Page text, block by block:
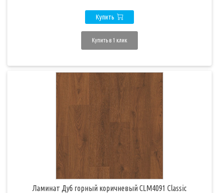
Купить
Купить в 1 клик
Ламинат Дуб горный коричневый CLM4091 Classic